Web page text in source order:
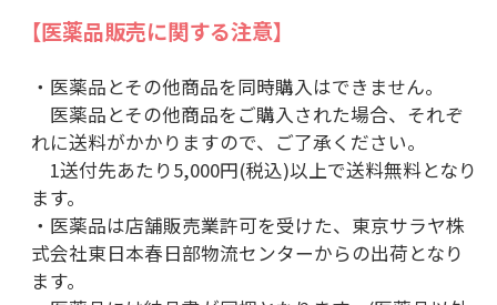
【医薬品販売に関する注意】
・医薬品とその他商品を同時購入はできません。
医薬品とその他商品をご購入された場合、それぞ
れに送料がかかりますので、ご了承ください。
1送付先あたり5,000円(税込)以上で送料無料となり
ます。
・医薬品は店舗販売業許可を受けた、東京サラヤ株
式会社東日本春日部物流センターからの出荷となり
ます。